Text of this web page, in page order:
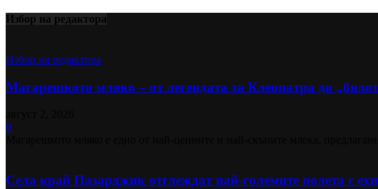
Избор на редактора
Избор на редактора
Магарешкото мляко – от легендата за Клеопатра до
0
Села край Пазарджик отглеждат най-големите полета с